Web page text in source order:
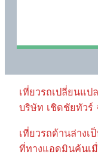
เที่ยวรถเปลี่ยนแ
บริษัท เชิดชัยทัวร์
เที่ยวรถด้านล่างเ
ที่ทางแอดมินค้นเ